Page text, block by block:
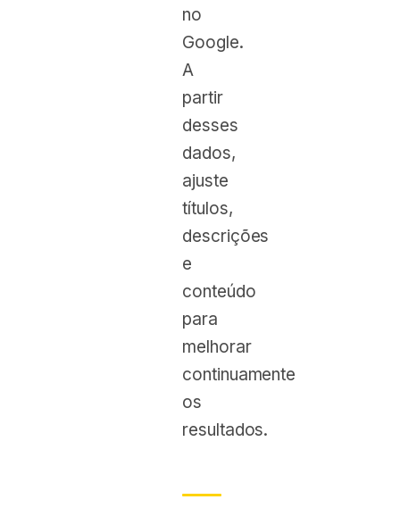
no
Google.
A
partir
desses
dados,
ajuste
títulos,
descrições
e
conteúdo
para
melhorar
continuamente
os
resultados.